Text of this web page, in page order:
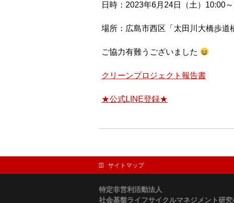
日時：2023年6月24日（土）10:00
場所：広島市西区「太田川大橋歩道
ご協力有難うございました
クリーンプロジェクト報告書
★公式LINE登録★
サイトマップ
特定非営利活動法人
社会基盤ライフサイクルマネジメント研究